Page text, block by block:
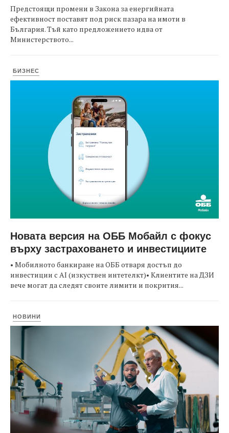
Предстоящи промени в Закона за енергийната
ефективност поставят под риск пазара на имоти в
България. Тъй като предложението идва от
Министерството...
БИЗНЕС
Новата версия на ОББ Мобайл с фокус
върху застраховането и инвестициите
• Мобилното банкиране на ОББ отваря достъп до
инвестиции с AI (изкуствен интетелкт)• Клиентите на ДЗИ
вече могат да следят своите лимити и покрития...
НОВИНИ